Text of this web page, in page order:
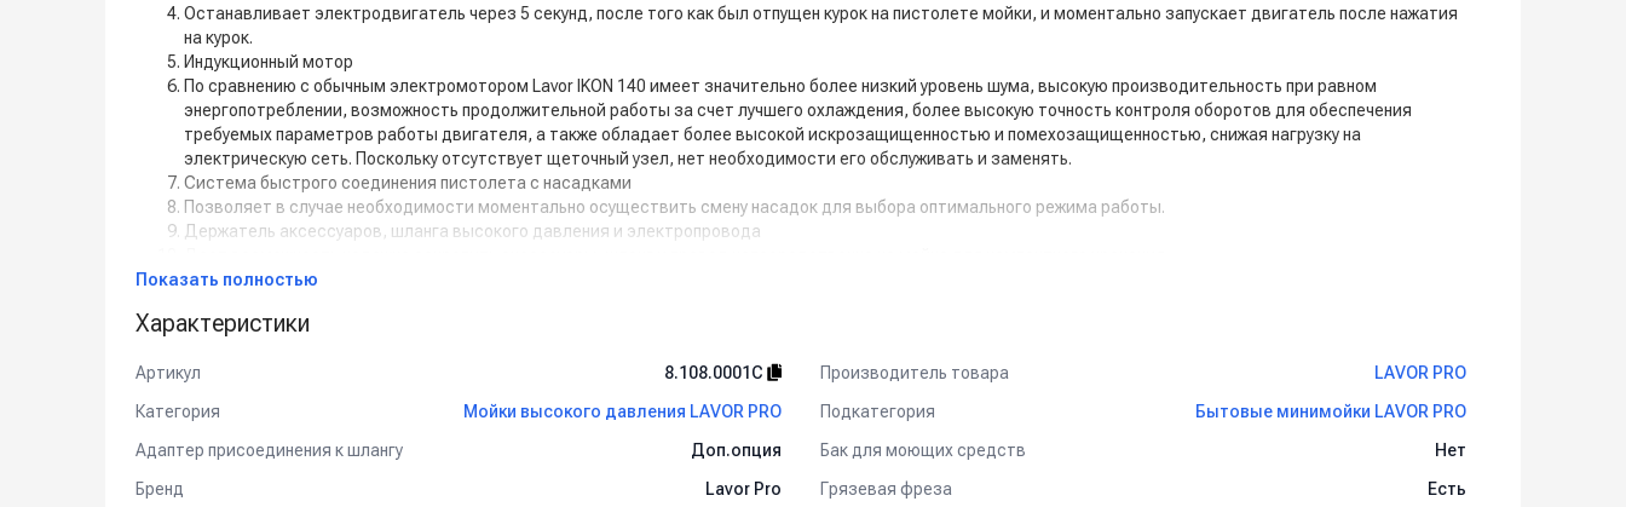
Останавливает электродвигатель через 5 секунд, после того как был отпущен курок на пистолете мойки, и моментально запускает двигатель после нажатия
на курок.
Индукционный мотор
По сравнению с обычным электромотором Lavor IKON 140 имеет значительно более низкий уровень шума, высокую производительность при равном
энергопотреблении, возможность продолжительной работы за счет лучшего охлаждения, более высокую точность контроля оборотов для обеспечения
требуемых параметров работы двигателя, а также обладает более высокой искрозащищенностью и помехозащищенностью, снижая нагрузку на
электрическую сеть. Поскольку отсутствует щеточный узел, нет необходимости его обслуживать и заменять.
Система быстрого соединения пистолета с насадками
Позволяет в случае необходимости моментально осуществить смену насадок для выбора оптимального режима работы.
Держатель аксессуаров, шланга высокого давления и электропровода
Эргономичная рукоятка и колеса
Комплектация:
Удлинительное копьё
Сопло с регулировкой давления
Пено-комплект (пенная насадка с ёмкостью)
Показать полностью
Характеристики
Артикул 8.108.0001C Производитель товара
LAVOR PRO
Категория
Мойки высокого давления LAVOR PRO Подкатегория
Бытовые минимойки LAVOR PRO
Адаптер присоединения к шлангу
Доп.опция Бак для моющих средств
Нет
Бренд
Lavor Pro Грязевая фреза
Есть